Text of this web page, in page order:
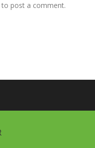
to post a comment.